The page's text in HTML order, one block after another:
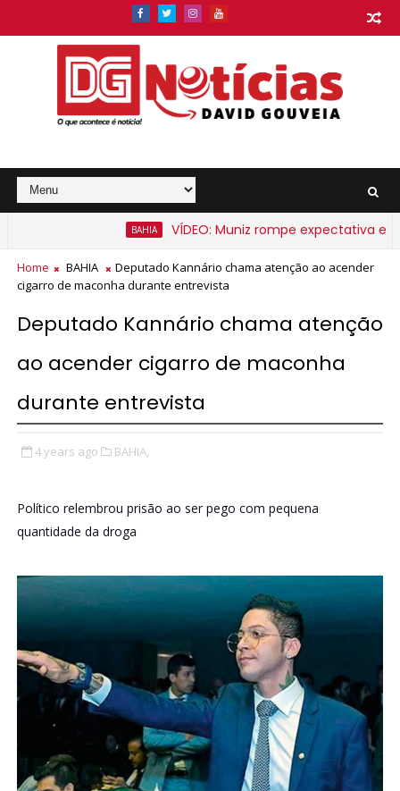
VÍDEO: Muniz rompe expectativa e
a partir de segunda-feira
Home BAHIA
Deputado Kannário chama atenção ao acender
cigarro de maconha durante entrevista
Deputado Kannário chama atenção
ao acender cigarro de maconha
durante entrevista
4 years ago BAHIA,
Político relembrou prisão ao ser pego com pequena
quantidade da droga